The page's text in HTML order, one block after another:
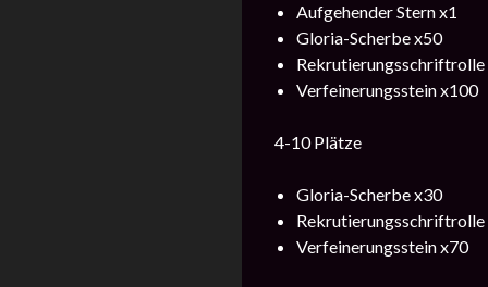
Aufgehender Stern x1
Gloria-Scherbe x50
Rekrutierungsschriftrolle
Verfeinerungsstein x100
4-10 Plätze
Gloria-Scherbe x30
Rekrutierungsschriftrolle
Verfeinerungsstein x70